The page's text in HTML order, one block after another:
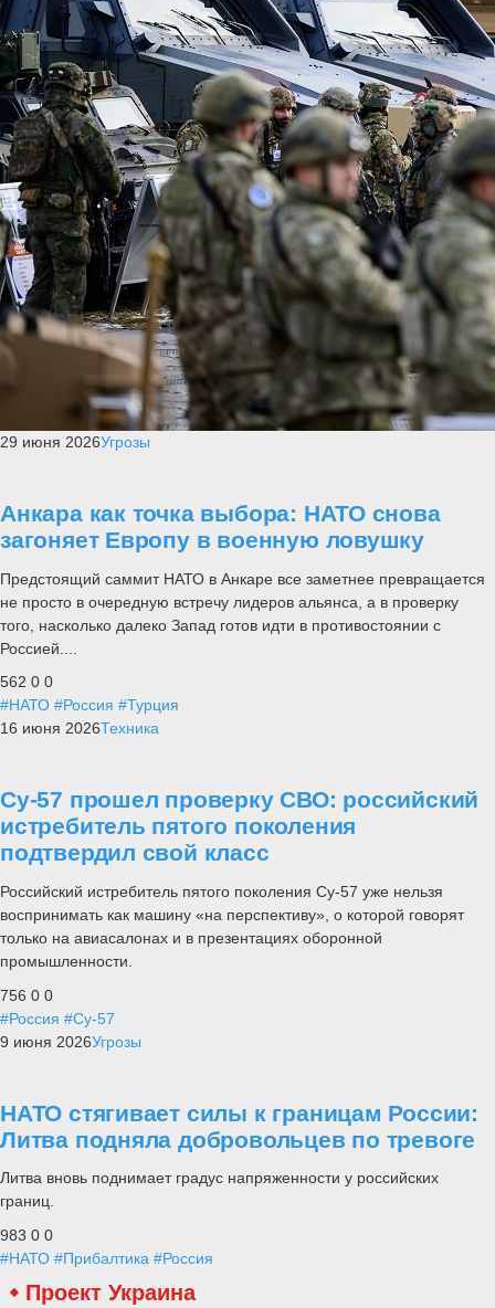
29 июня 2026Угрозы
Анкара как точка выбора: НАТО снова
загоняет Европу в военную ловушку
Предстоящий саммит НАТО в Анкаре все заметнее превращается
не просто в очередную встречу лидеров альянса, а в проверку
того, насколько далеко Запад готов идти в противостоянии с
Россией....
562 0 0
#НАТО #Россия #Турция
16 июня 2026Техника
Су-57 прошел проверку СВО: российский
истребитель пятого поколения
подтвердил свой класс
Российский истребитель пятого поколения Су-57 уже нельзя
воспринимать как машину «на перспективу», о которой говорят
только на авиасалонах и в презентациях оборонной
промышленности.
756 0 0
#Россия #Су-57
9 июня 2026Угрозы
НАТО стягивает силы к границам России:
Литва подняла добровольцев по тревоге
Литва вновь поднимает градус напряженности у российских
границ.
983 0 0
#НАТО #Прибалтика #Россия
Проект Украина